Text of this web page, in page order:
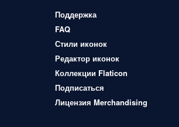
Поддержка
FAQ
Стили иконок
Редактор иконок
Коллекции Flaticon
Подписаться
Лицензия Merchandising